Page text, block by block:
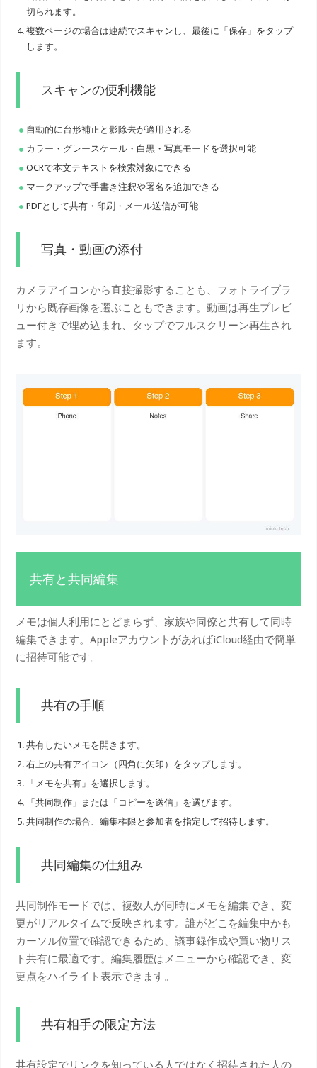
切られます。
複数ページの場合は連続でスキャンし、最後に「保存」をタップ
します。
スキャンの便利機能
自動的に台形補正と影除去が適用される
カラー・グレースケール・白黒・写真モードを選択可能
OCRで本文テキストを検索対象にできる
マークアップで手書き注釈や署名を追加できる
PDFとして共有・印刷・メール送信が可能
写真・動画の添付
カメラアイコンから直接撮影することも、フォトライブラ
リから既存画像を選ぶこともできます。動画は再生プレビ
ュー付きで埋め込まれ、タップでフルスクリーン再生され
ます。
共有と共同編集
メモは個人利用にとどまらず、家族や同僚と共有して同時
編集できます。AppleアカウントがあればiCloud経由で簡単
に招待可能です。
共有の手順
共有したいメモを開きます。
右上の共有アイコン（四角に矢印）をタップします。
「メモを共有」を選択します。
「共同制作」または「コピーを送信」を選びます。
共同制作の場合、編集権限と参加者を指定して招待します。
共同編集の仕組み
共同制作モードでは、複数人が同時にメモを編集でき、変
更がリアルタイムで反映されます。誰がどこを編集中かも
カーソル位置で確認できるため、議事録作成や買い物リス
ト共有に最適です。編集履歴はメニューから確認でき、変
更点をハイライト表示できます。
共有相手の限定方法
共有設定でリンクを知っている人ではなく招待された人の